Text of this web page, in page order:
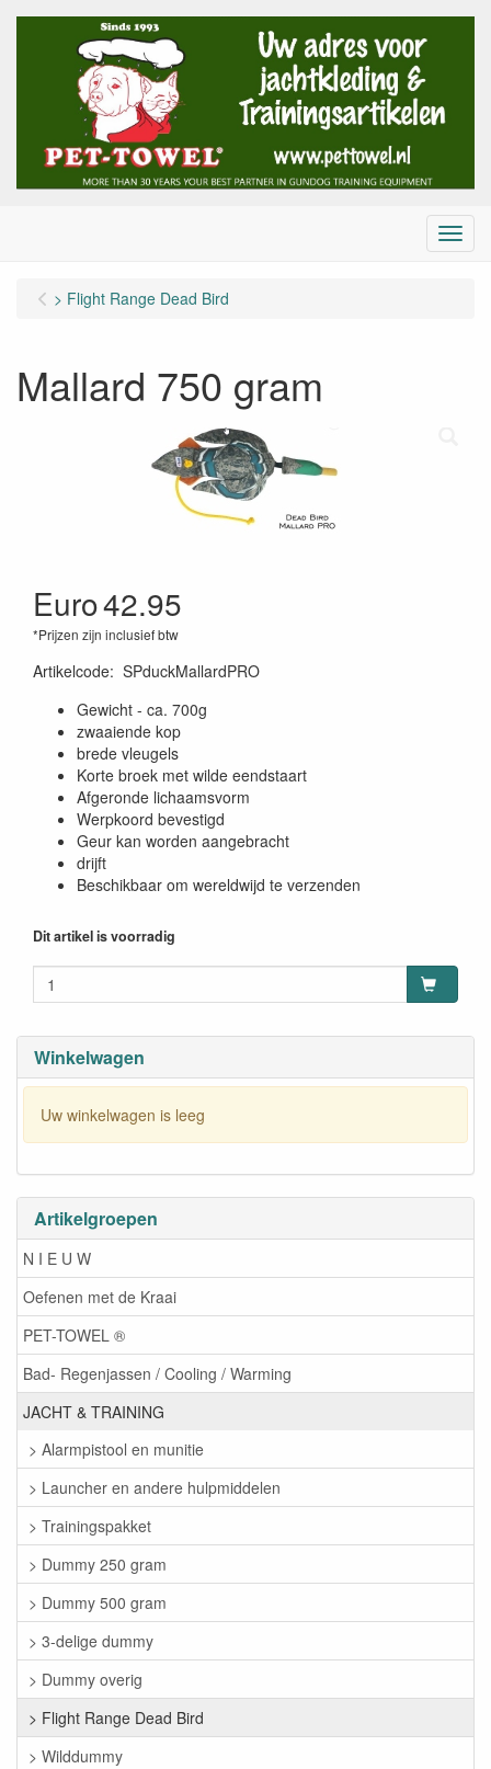
Menu
Winkelwagen
Uw winkelwagen is leeg
Artikelgroepen
N I E U W
Oefenen met de Kraai
PET-TOWEL ®
Bad- Regenjassen / Cooling / Warming
JACHT & TRAINING
> Alarmpistool en munitie
> Launcher en andere hulpmiddelen
> Trainingspakket
> Dummy 250 gram
> Dummy 500 gram
> 3-delige dummy
> Dummy overig
> Flight Range Dead Bird
> Wilddummy
> Flight Range Dead Bird
Mallard 750 gram
Euro42.95
*Prijzen zijn inclusief btw
Artikelcode: SPduckMallardPRO
Gewicht - ca. 700g
zwaaiende kop
brede vleugels
Korte broek met wilde eendstaart
Afgeronde lichaamsvorm
Werpkoord bevestigd
Geur kan worden aangebracht
drijft
Beschikbaar om wereldwijd te verzenden
Dit artikel is voorradig